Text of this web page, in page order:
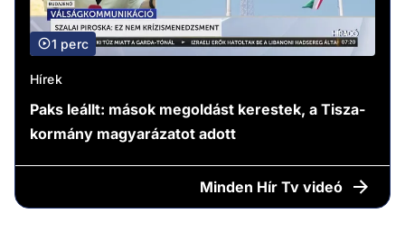
1 perc
Hírek
Paks leállt: mások megoldást kerestek, a Tisza-
kormány magyarázatot adott
Minden Hír Tv videó